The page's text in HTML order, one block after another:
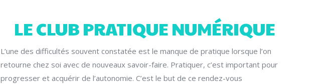
LE CLUB PRATIQUE NUMÉRIQUE
L’une des difficultés souvent constatée est le manque de pratique lorsque l’on
retourne chez soi avec de nouveaux savoir-faire. Pratiquer, c’est important pour
progresser et acquérir de l’autonomie. C’est le but de ce rendez-vous